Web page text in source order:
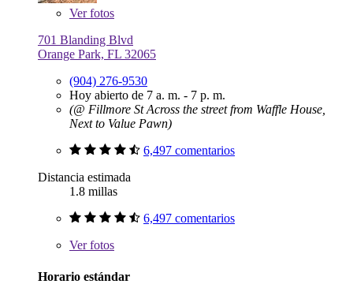
Verfotos
701 Blanding Blvd
Orange Park, FL 32065
(904) 276-9530
Hoy abierto de 7 a. m. - 7 p. m.
(@ Fillmore St Across the street from Waffle House,
Next to Value Pawn)
6,497 comentarios
Distancia estimada
1.8 millas
6,497 comentarios
Verfotos
Horario estándar